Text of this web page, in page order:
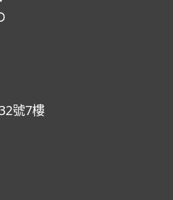
號7樓